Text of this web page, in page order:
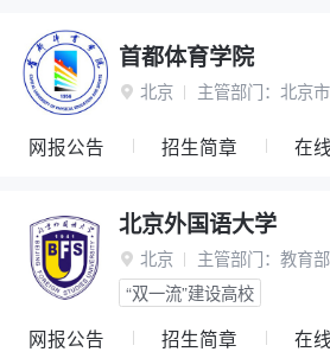
首都体育学院
 北京 主管部门： 北京市
网报公告 招生简章 在
北京外国语大学
 北京 主管部门： 教育部
“双一流”建设高校
网报公告 招生简章 在